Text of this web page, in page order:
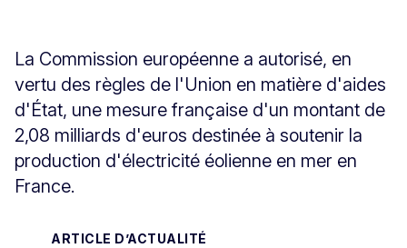
La Commission européenne a autorisé, en
vertu des règles de l'Union en matière d'aides
d'État, une mesure française d'un montant de
2,08 milliards d'euros destinée à soutenir la
production d'électricité éolienne en mer en
France.
ARTICLE D’ACTUALITÉ